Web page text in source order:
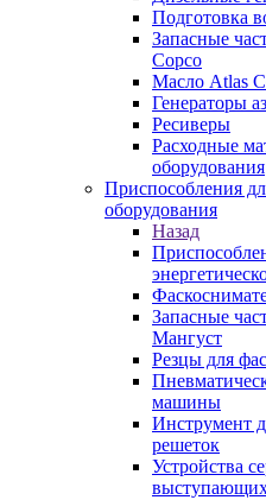
Подготовка
Запасные
Copco
Масло Atlas
Генераторы
Ресиверы
Расходные
оборудования
Приспособления
оборудования
Назад
Запасные
Мангуст
Резцы для
машины
Инструмент
решеток
Устройства